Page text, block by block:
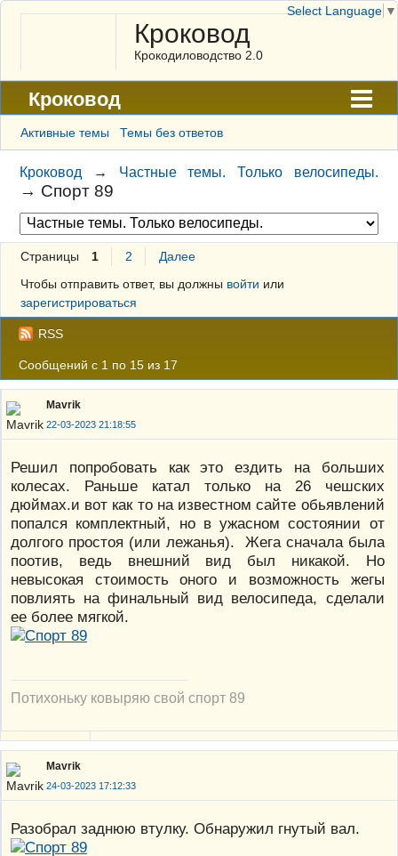
Кроковод
Крокодиловодство 2.0
Кроковод
Форум
Архив
ГАЛЕРЕЯ
Правила
Поиск
Регистрация
Вход
Активные темы Темы без ответов
Кроковод → Частные темы. Только велосипеды.
→ Спорт 89
Страницы 1 2
Далее
Чтобы отправить ответ, вы должны войти или
зарегистрироваться
RSS
Сообщений с 1 по 15 из 17
Mavrik
22-03-2023 21:18:55
Решил попробовать как это ездить на больших
колесах. Раньше катал только на 26 чешских
дюймах.и вот как то на известном сайте обьявлений
попался комплектный, но в ужасном состоянии от
долгого простоя (или лежанья). Жега сначала была
поотив, ведь внешний вид был никакой. Но
невысокая стоимость оного и возможность жегы
повлиять на финальный вид велосипеда, сделали
ее более мягкой.
Потихоньку ковыряю свой спорт 89
Mavrik
24-03-2023 17:12:33
Разобрал заднюю втулку. Обнаружил гнутый вал.
Select Language ▼